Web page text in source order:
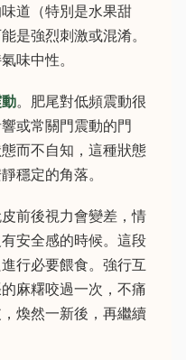
道（特別是水果甜
是強烈刺激或混淆。
味中性。
。肥尾對低頻震動很
或常關門震動的門
而不自知，這種狀態
穩定的角落。
前後視力會變差，情
安全感的時候。這段
行必要餵食。強行互
麻糬咬過一次，不痛
煥然一新後，再繼續